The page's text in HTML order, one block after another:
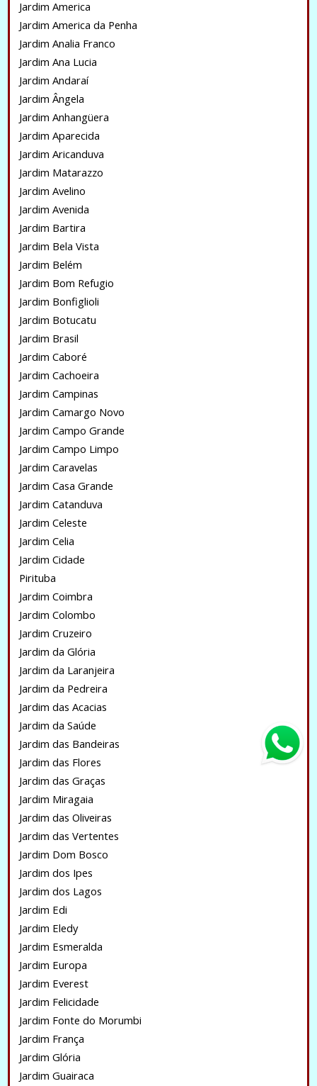
Jardim America
Jardim America da Penha
Jardim Analia Franco
Jardim Ana Lucia
Jardim Andaraí
Jardim Ângela
Jardim Anhangüera
Jardim Aparecida
Jardim Aricanduva
Jardim Matarazzo
Jardim Avelino
Jardim Avenida
Jardim Bartira
Jardim Bela Vista
Jardim Belém
Jardim Bom Refugio
Jardim Bonfiglioli
Jardim Botucatu
Jardim Brasil
Jardim Caboré
Jardim Cachoeira
Jardim Campinas
Jardim Camargo Novo
Jardim Campo Grande
Jardim Campo Limpo
Jardim Caravelas
Jardim Casa Grande
Jardim Catanduva
Jardim Celeste
Jardim Celia
Jardim Cidade
Pirituba
Jardim Coimbra
Jardim Colombo
Jardim Cruzeiro
Jardim da Glória
Jardim da Laranjeira
Jardim da Pedreira
Jardim das Acacias
Jardim da Saúde
Jardim das Bandeiras
Jardim das Flores
Jardim das Graças
Jardim Miragaia
Jardim das Oliveiras
Jardim das Vertentes
Jardim Dom Bosco
Jardim dos Ipes
Jardim dos Lagos
Jardim Edi
Jardim Eledy
Jardim Esmeralda
Jardim Europa
Jardim Everest
Jardim Felicidade
Jardim Fonte do Morumbi
Jardim França
Jardim Glória
Jardim Guairaca